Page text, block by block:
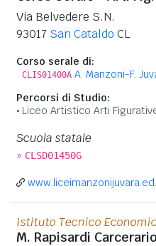
Via Belvedere S.N.
93017 San Cataldo CL
Corso serale di:
CLIS01400A A. Manzoni-F.
Percorsi di Studio:
Liceo Artistico Arti
Scuola statale
» CLSD01450G
Istituto Tecnico
M. Rapisardi Carcerario